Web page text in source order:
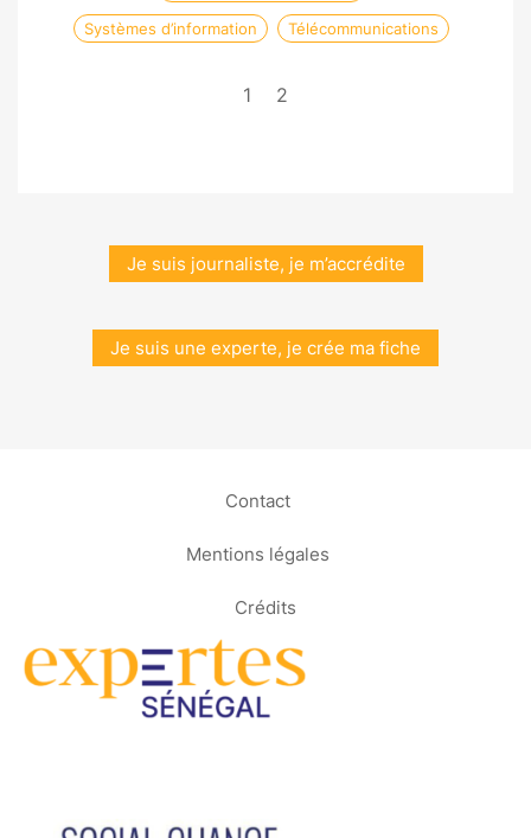
Systèmes d’information Télécommunications
1 2
Je suis journaliste, je m’accrédite
Je suis une experte, je crée ma fiche
Contact
Mentions légales
Crédits